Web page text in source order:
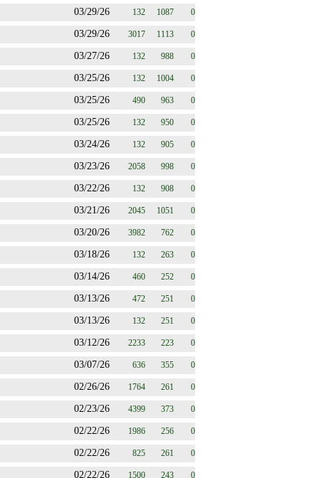
03/29/26 132 1087 0
03/29/26 3017 1113 0
03/27/26 132 988 0
03/25/26 132 1004 0
03/25/26 490 963 0
03/25/26 132 950 0
03/24/26 132 905 0
03/23/26 2058 998 0
03/22/26 132 908 0
03/21/26 2045 1051 0
03/20/26 3982 762 0
03/18/26 132 263 0
03/14/26 460 252 0
03/13/26 472 251 0
03/13/26 132 251 0
03/12/26 2233 223 0
03/07/26 636 355 0
02/26/26 1764 261 0
02/23/26 4399 373 0
02/22/26 1986 256 0
02/22/26 825 261 0
02/22/26 1500 243 0